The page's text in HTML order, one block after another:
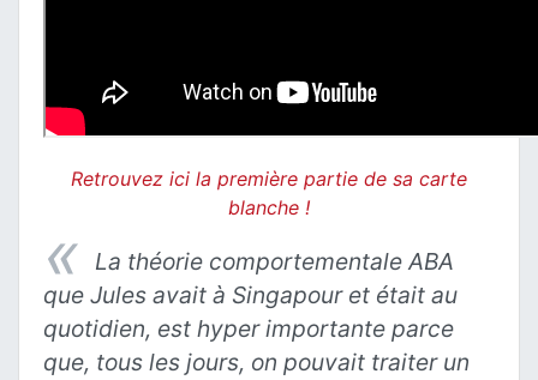
Retrouvez ici la première partie de sa carte
blanche !
La théorie comportementale ABA
que Jules avait à Singapour et était au
quotidien, est hyper importante parce
que, tous les jours, on pouvait traiter un